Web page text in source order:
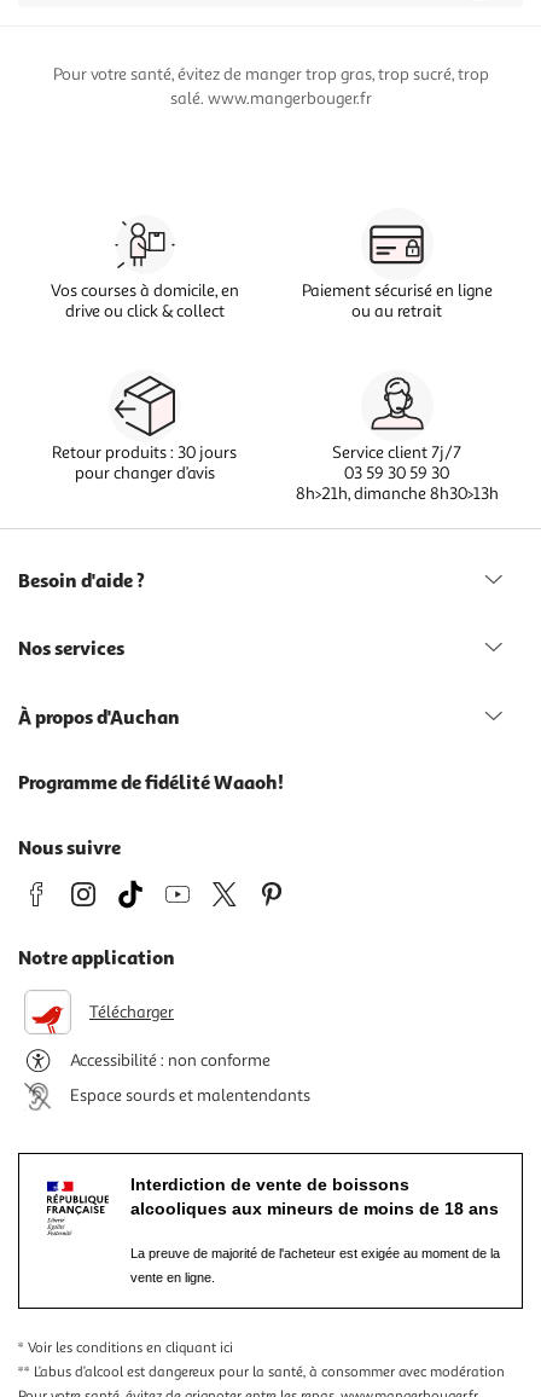
Pour votre santé, évitez de manger trop gras, trop sucré, trop
salé. www.mangerbouger.fr
Vos courses à domicile, en
drive ou click & collect
Paiement sécurisé en ligne
ou au retrait
Retour produits : 30 jours
pour changer d’avis
Service client 7j/7
03 59 30 59 30
8h>21h, dimanche 8h30>13h
Besoin d'aide ?
Nos services
À propos d'Auchan
Programme de fidélité Waaoh!
Nous suivre
Notre application
Télécharger
Accessibilité : non conforme
Espace sourds et malentendants
Interdiction de vente de boissons
alcooliques aux mineurs de moins de 18 ans
La preuve de majorité de l'acheteur est exigée au moment de la
vente en ligne.
* Voir les conditions en cliquant ici
** L’abus d’alcool est dangereux pour la santé, à consommer avec modération